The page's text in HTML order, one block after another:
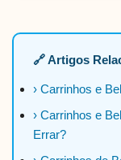
🔗 Artigos
› Carrinhos e
› Carrinhos e
Errar?